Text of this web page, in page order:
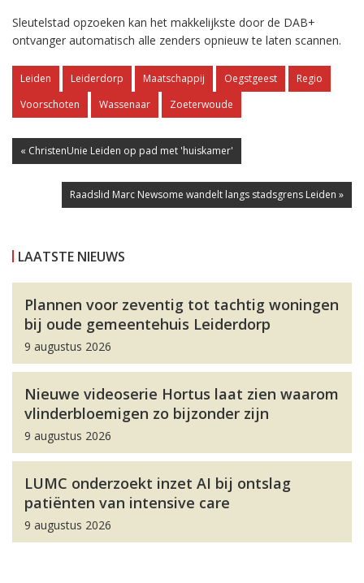
Sleutelstad opzoeken kan het makkelijkste door de DAB+
ontvanger automatisch alle zenders opnieuw te laten scannen.
Leiden Leiderdorp Maatschappij Oegstgeest
Regio
Voorschoten
Wassenaar Zoeterwoude
« ChristenUnie Leiden op pad met 'huiskamer'
Raadslid Marc Newsome wandelt langs stadsgrens Leiden »
LAATSTE NIEUWS
Plannen voor zeventig tot tachtig woningen
bij oude gemeentehuis Leiderdorp
9 augustus 2026
Nieuwe videoserie Hortus laat zien waarom
vlinderbloemigen zo bijzonder zijn
9 augustus 2026
LUMC onderzoekt inzet AI bij ontslag
patiënten van intensive care
9 augustus 2026